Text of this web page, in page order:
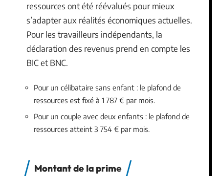
ressources ont été réévalués pour mieux
s’adapter aux réalités économiques actuelles.
Pour les travailleurs indépendants, la
déclaration des revenus prend en compte les
BIC et BNC.
Pour un célibataire sans enfant : le plafond de
ressources est fixé à 1 787 € par mois.
Pour un couple avec deux enfants : le plafond de
ressources atteint 3 754 € par mois.
Montant de la prime